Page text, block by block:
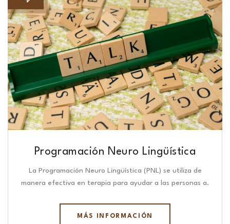
Programación Neuro Lingüística​
La Programación Neuro Lingüística (PNL) se utiliza de
manera efectiva en terapia para ayudar a las personas a.
MÁS INFORMACIÓN